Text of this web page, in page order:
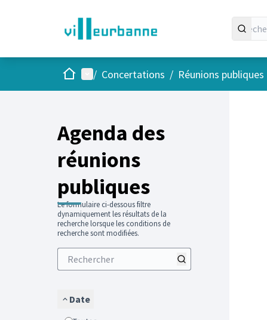
AccueilMenu principal
/ Concertations / Réunions publiques
Agenda des
réunions
publiques
Le formulaire ci-dessous filtre
dynamiquement les résultats de la
recherche lorsque les conditions de
recherche sont modifiées.
Date